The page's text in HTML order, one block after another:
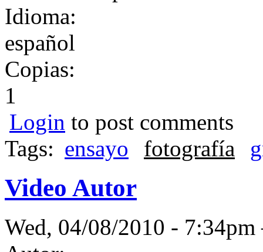
Idioma:
español
Copias:
1
Login to post comments
Tags: ensayo fotografía
Video Autor
Wed, 04/08/2010 -